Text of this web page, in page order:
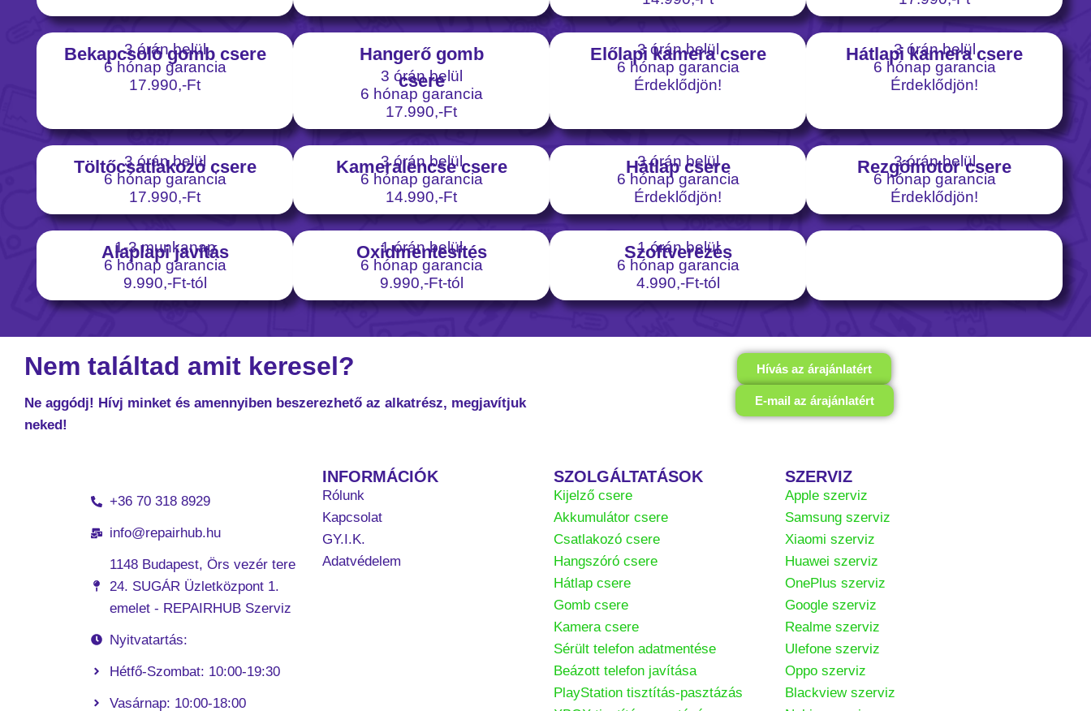
Bekapcsoló gomb csere
3 órán belül
6 hónap garancia
17.990,-Ft
Hangerő gomb
csere
3 órán belül
6 hónap garancia
17.990,-Ft
Előlapi kamera csere
3 órán belül
6 hónap garancia
Érdeklődjön!
Hátlapi kamera csere
3 órán belül
6 hónap garancia
Érdeklődjön!
Töltőcsatlakozó csere
3 órán belül
6 hónap garancia
17.990,-Ft
Kameralencse csere
3 órán belül
6 hónap garancia
14.990,-Ft
Hátlap csere
3 órán belül
6 hónap garancia
Érdeklődjön!
Rezgőmotor csere
3 órán belül
6 hónap garancia
Érdeklődjön!
Alaplapi javítás
1-3 munkanap
6 hónap garancia
9.990,-Ft-tól
Oxidmentesítés
1 órán belül
6 hónap garancia
9.990,-Ft-tól
Szoftverezés
1 órán belül
6 hónap garancia
4.990,-Ft-tól
Nem találtad amit keresel?
Ne aggódj! Hívj minket és amennyiben beszerezhető az alkatrész, megjavítjuk
neked!
Hívás az árajánlatért
E-mail az árajánlatért
+36 70 318 8929
info@repairhub.hu
1148 Budapest, Örs vezér tere
24. SUGÁR Üzletközpont 1.
emelet - REPAIRHUB Szerviz
Nyitvatartás:
Hétfő-Szombat: 10:00-19:30
Vasárnap: 10:00-18:00
INFORMÁCIÓK
Rólunk
Kapcsolat
GY.I.K.
Adatvédelem
SZOLGÁLTATÁSOK
Kijelző csere
Akkumulátor csere
Csatlakozó csere
Hangszóró csere
Hátlap csere
Gomb csere
Kamera csere
Sérült telefon adatmentése
Beázott telefon javítása
PlayStation tisztítás-pasztázás
SZERVIZ
Apple szerviz
Samsung szerviz
Xiaomi szerviz
Huawei szerviz
OnePlus szerviz
Google szerviz
Realme szerviz
Ulefone szerviz
Oppo szerviz
Blackview szerviz